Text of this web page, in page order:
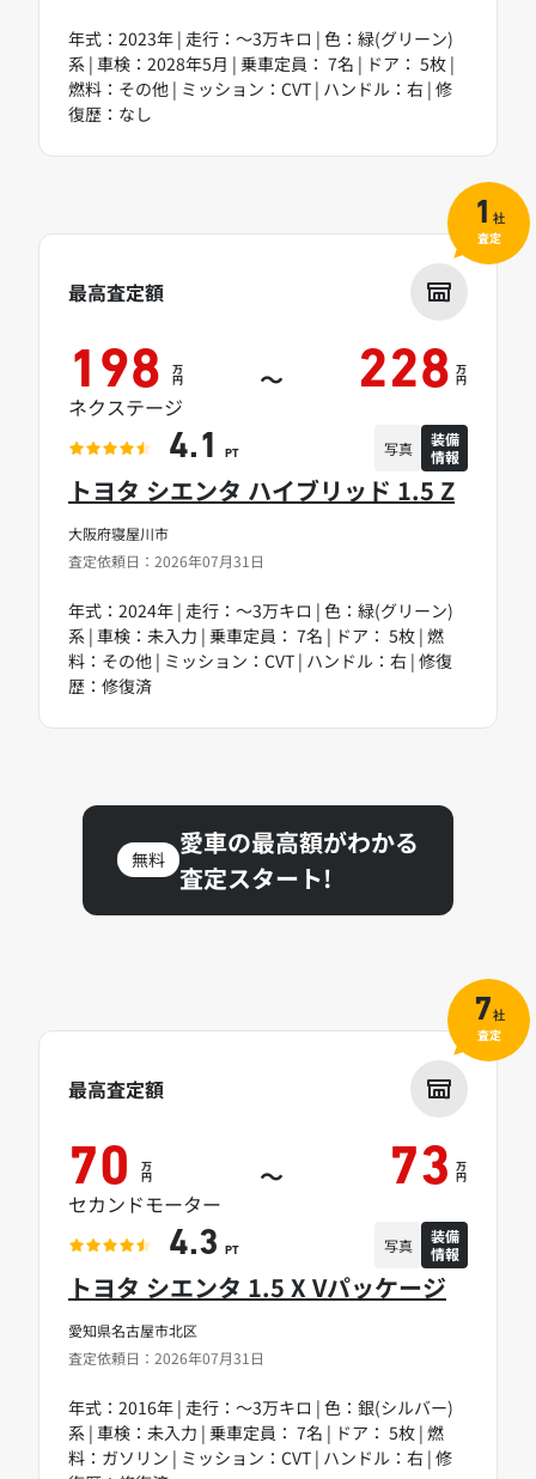
年式：2023年 | 走行：～3万キロ | 色：緑(グリーン)
系 | 車検：2028年5月 | 乗車定員： 7名 | ドア： 5枚 |
燃料：その他 | ミッション：CVT | ハンドル：右 | 修
復歴：なし
大阪府寝屋川市
査定依頼日：2026年07月31日
トヨタ シエンタ ハイブリッド 1.5 Z
年式：2024年 | 走行：～3万キロ | 色：緑(グリーン)
系 | 車検：未入力 | 乗車定員： 7名 | ドア： 5枚 | 燃
料：その他 | ミッション：CVT | ハンドル：右 | 修復
歴：修復済
最高査定額
198 万
円 ～ 228 万
円
ネクステージ
4.1 PT 写真
装備
情報
1 社
査定
無料
愛車の最高額がわかる
査定スタート!
愛知県名古屋市北区
査定依頼日：2026年07月31日
トヨタ シエンタ 1.5 X Vパッケージ
年式：2016年 | 走行：～3万キロ | 色：銀(シルバー)
系 | 車検：未入力 | 乗車定員： 7名 | ドア： 5枚 | 燃
料：ガソリン | ミッション：CVT | ハンドル：右 | 修
最高査定額
70 万
円 ～ 73 万
円
セカンドモーター
4.3 PT 写真
装備
情報
7社
査定